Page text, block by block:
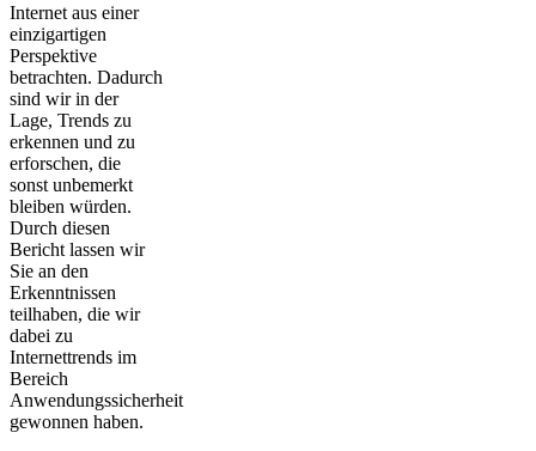
Internet aus einer
einzigartigen
Perspektive
betrachten. Dadurch
sind wir in der
Lage, Trends zu
erkennen und zu
erforschen, die
sonst unbemerkt
bleiben würden.
Durch diesen
Bericht lassen wir
Sie an den
Erkenntnissen
teilhaben, die wir
dabei zu
Internettrends im
Bereich
Anwendungssicherheit
gewonnen haben.